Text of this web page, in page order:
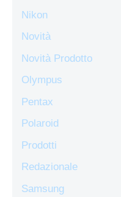
Nikon
Novità
Novità Prodotto
Olympus
Pentax
Polaroid
Prodotti
Redazionale
Samsung